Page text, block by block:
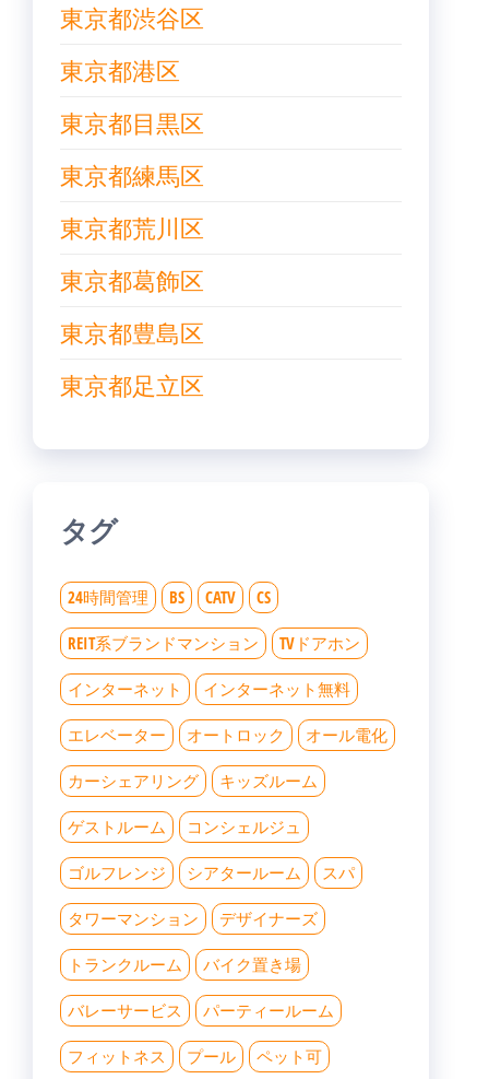
東京都渋谷区
東京都港区
東京都目黒区
東京都練馬区
東京都荒川区
東京都葛飾区
東京都豊島区
東京都足立区
タグ
24時間管理 BS CATV CS
REIT系ブランドマンション TVドアホン
インターネット インターネット無料
エレベーター オートロック オール電化
カーシェアリング キッズルーム
ゲストルーム コンシェルジュ
ゴルフレンジ シアタールーム スパ
タワーマンション デザイナーズ
トランクルーム バイク置き場
バレーサービス パーティールーム
フィットネス プール ペット可